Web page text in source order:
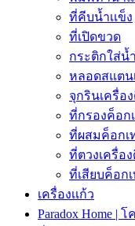
ที่คีบน้ำเเข็ง
ที่เปิดขวด
กระติกใส่น้
หลอดสแตน
จุกรินเครื่อ
ที่กรองค็อก
ที่ผสมค็อกเ
ที่ตวงเครื่อ
ที่เสียบค็อก
เครื่องเเก้ว
Paradox Home